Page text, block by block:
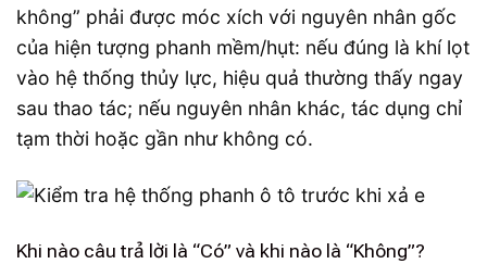
không” phải được móc xích với nguyên nhân gốc
của hiện tượng phanh mềm/hụt: nếu đúng là khí lọt
vào hệ thống thủy lực, hiệu quả thường thấy ngay
sau thao tác; nếu nguyên nhân khác, tác dụng chỉ
tạm thời hoặc gần như không có.
Khi nào câu trả lời là “Có” và khi nào là “Không”?